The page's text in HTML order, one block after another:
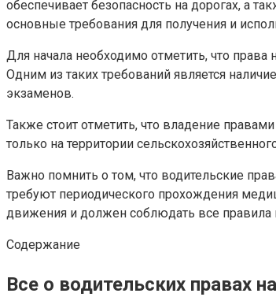
обеспечивает безопасность на дорогах, а
основные требования для получения и
Для начала необходимо отметить, что
Одним из таких требований является
экзаменов.
Также стоит отметить, что владение
только на территории
Важно помнить о том, что водительские
требуют периодического прохождения
движения и должен соблюдать все правила
Содержание
Все о водительских правах